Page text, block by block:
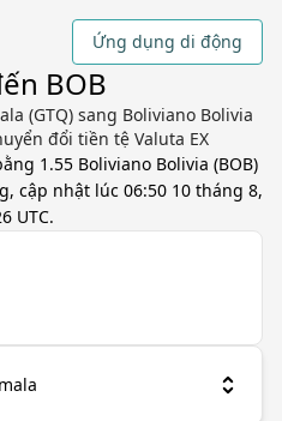
Ứng dụng di động
BOB
(GTQ) sang Boliviano Bolivia
đổi tiền tệ Valuta EX
1.55 Boliviano Bolivia (BOB)
cập nhật lúc 06:50 10 tháng 8,
UTC.